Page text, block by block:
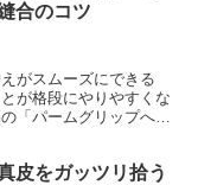
合のコツ
がスムーズにできる
が格段にやりやすくな
「パームグリップへの
皮をガッツリ拾う